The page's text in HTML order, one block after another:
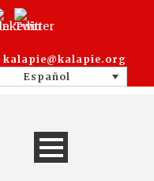
kalapie@kalapie.org
Español